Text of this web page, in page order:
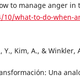
to manage anger in
what-to-do-when-
Y., Kim, A., & Winkler,
Una